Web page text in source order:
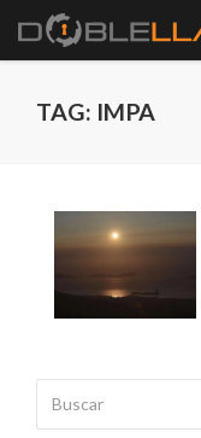
TAG: IMPA